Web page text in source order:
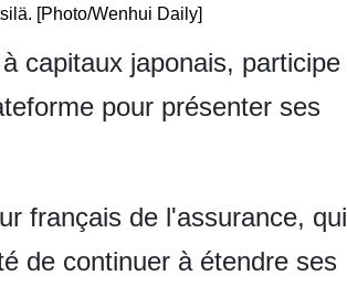
[Photo/Wenhui Daily]
capitaux japonais, participe
pour présenter ses
français de l'assurance, qui
de continuer à étendre ses